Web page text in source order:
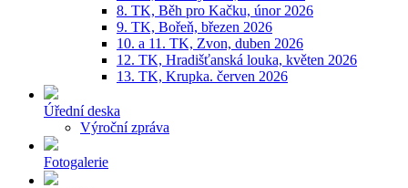
8. TK, Běh pro Kačku, únor 2026
9. TK, Bořeň, březen 2026
10. a 11. TK, Zvon, duben 2026
12. TK, Hradišťanská louka, květen 2026
13. TK, Krupka. červen 2026
Úřední deska
Výroční zpráva
Fotogalerie